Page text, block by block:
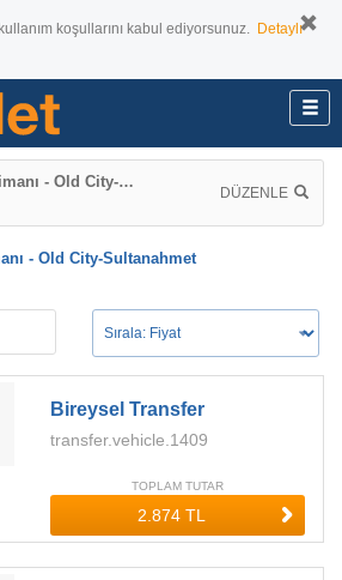
koşullarını kabul ediyorsunuz. Detaylı
- Old City-Sultanahmet
DÜZENLE
- Old City-Sultanahmet
Bireysel Transfer
transfer.vehicle.1409
TOPLAM TUTAR